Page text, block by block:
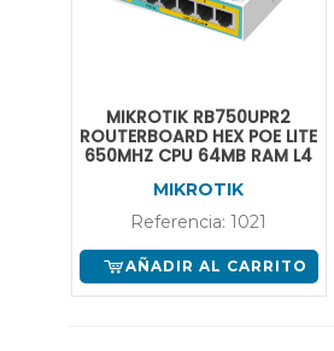
MIKROTIK RB750UPR2
ROUTERBOARD HEX POE LITE
650MHZ CPU 64MB RAM L4
MIKROTIK
Referencia: 1021
AÑADIR AL CARRITO